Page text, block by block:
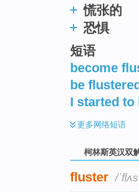
慌张的
恐惧
短语
become
be
I started to
更多网络短语
柯林斯英汉双
fluster /